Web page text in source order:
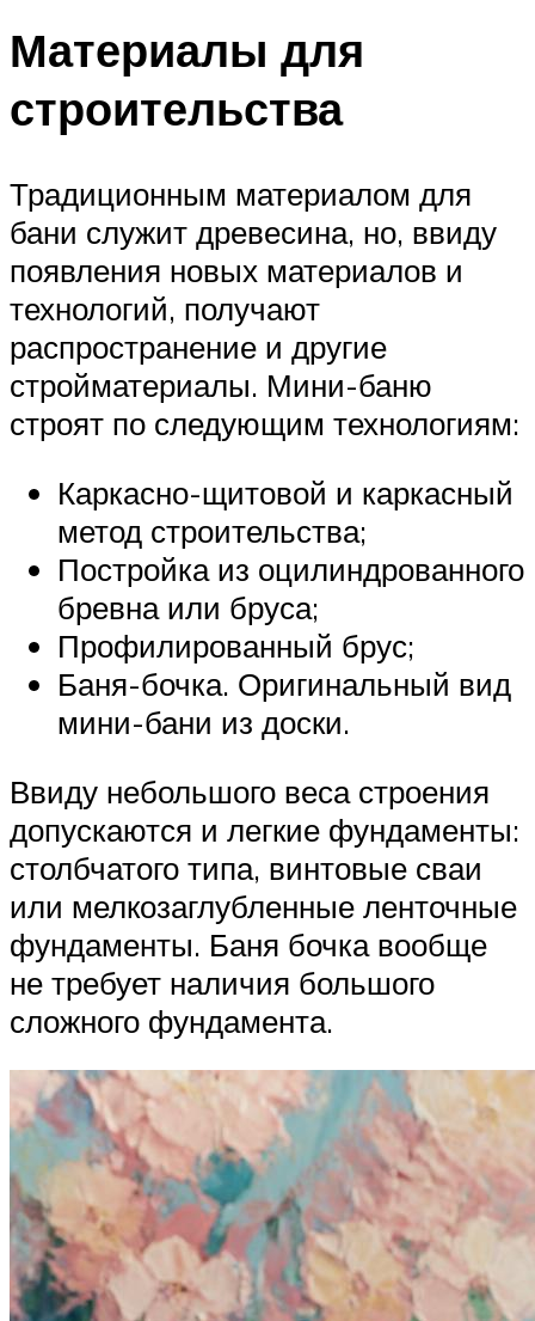
Материалы для
строительства
Традиционным материалом для
бани служит древесина, но, ввиду
появления новых материалов и
технологий, получают
распространение и другие
стройматериалы. Мини-баню
строят по следующим технологиям:
Каркасно-щитовой и каркасный
метод строительства;
Постройка из оцилиндрованного
бревна или бруса;
Профилированный брус;
Баня-бочка. Оригинальный вид
мини-бани из доски.
Ввиду небольшого веса строения
допускаются и легкие фундаменты:
столбчатого типа, винтовые сваи
или мелкозаглубленные ленточные
фундаменты. Баня бочка вообще
не требует наличия большого
сложного фундамента.